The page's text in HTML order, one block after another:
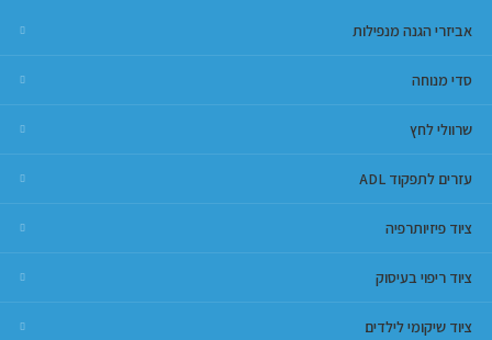
אביזרי הגנה מנפילות
סדי מנוחה
שרוולי לחץ
עזרים לתפקוד ADL
ציוד פיזיותרפיה
ציוד ריפוי בעיסוק
ציוד שיקומי לילדים